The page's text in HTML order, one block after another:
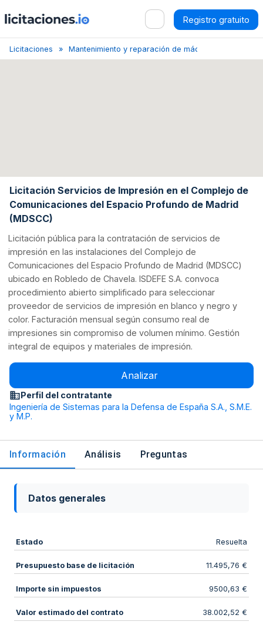
Registro gratuito
Licitaciones Mantenimiento y reparación de máquinas de
Licitación Servicios de Impresión en el Complejo de
Comunicaciones del Espacio Profundo de Madrid
(MDSCC)
Licitación pública para la contratación de servicios de
impresión en las instalaciones del Complejo de
Comunicaciones del Espacio Profundo de Madrid (MDSCC)
ubicado en Robledo de Chavela. ISDEFE S.A. convoca
procedimiento abierto simplificado para seleccionar
proveedor de servicios de impresión en blanco y negro y
color. Facturación mensual según consumo real de
impresiones sin compromiso de volumen mínimo. Gestión
integral de equipos y materiales de impresión.
Analizar
Perfil del contratante
Ingeniería de Sistemas para la Defensa de España S.A., S.M.E.
y M.P.
Información Análisis Preguntas
Datos generales
Estado Resuelta
Presupuesto base de licitación 11.495,76 €
Importe sin impuestos 9500,63 €
Valor estimado del contrato 38.002,52 €